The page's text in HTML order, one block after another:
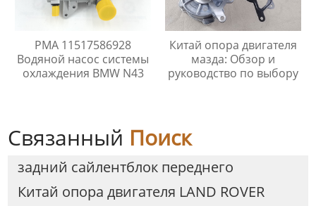
PMA 11517586928
Водяной насос системы
охлаждения BMW N43
Китай опора двигателя
мазда: Обзор и
руководство по выбору
Связанный Поиск
задний сайлентблок переднего
Китай опора двигателя LAND ROVER